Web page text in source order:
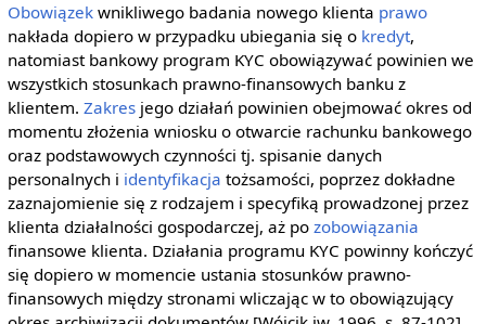
Obowiązekwnikliwego badania nowego klienta prawo
nakłada dopiero w przypadku ubiegania się o kredyt,
natomiast bankowy program KYC obowiązywać powinien we
wszystkich stosunkach prawno-finansowych banku z
klientem. Zakresjego działań powinien obejmować okres od
momentu złożenia wniosku o otwarcie rachunku bankowego
oraz podstawowych czynności tj. spisanie danych
personalnych i identyfikacja tożsamości, poprzez dokładne
zaznajomienie się z rodzajem i specyfiką prowadzonej przez
klienta działalności gospodarczej, aż po zobowiązania
finansowe klienta. Działania programu KYC powinny kończyć
się dopiero w momencie ustania stosunków prawno-
finansowych między stronami wliczając w to obowiązujący